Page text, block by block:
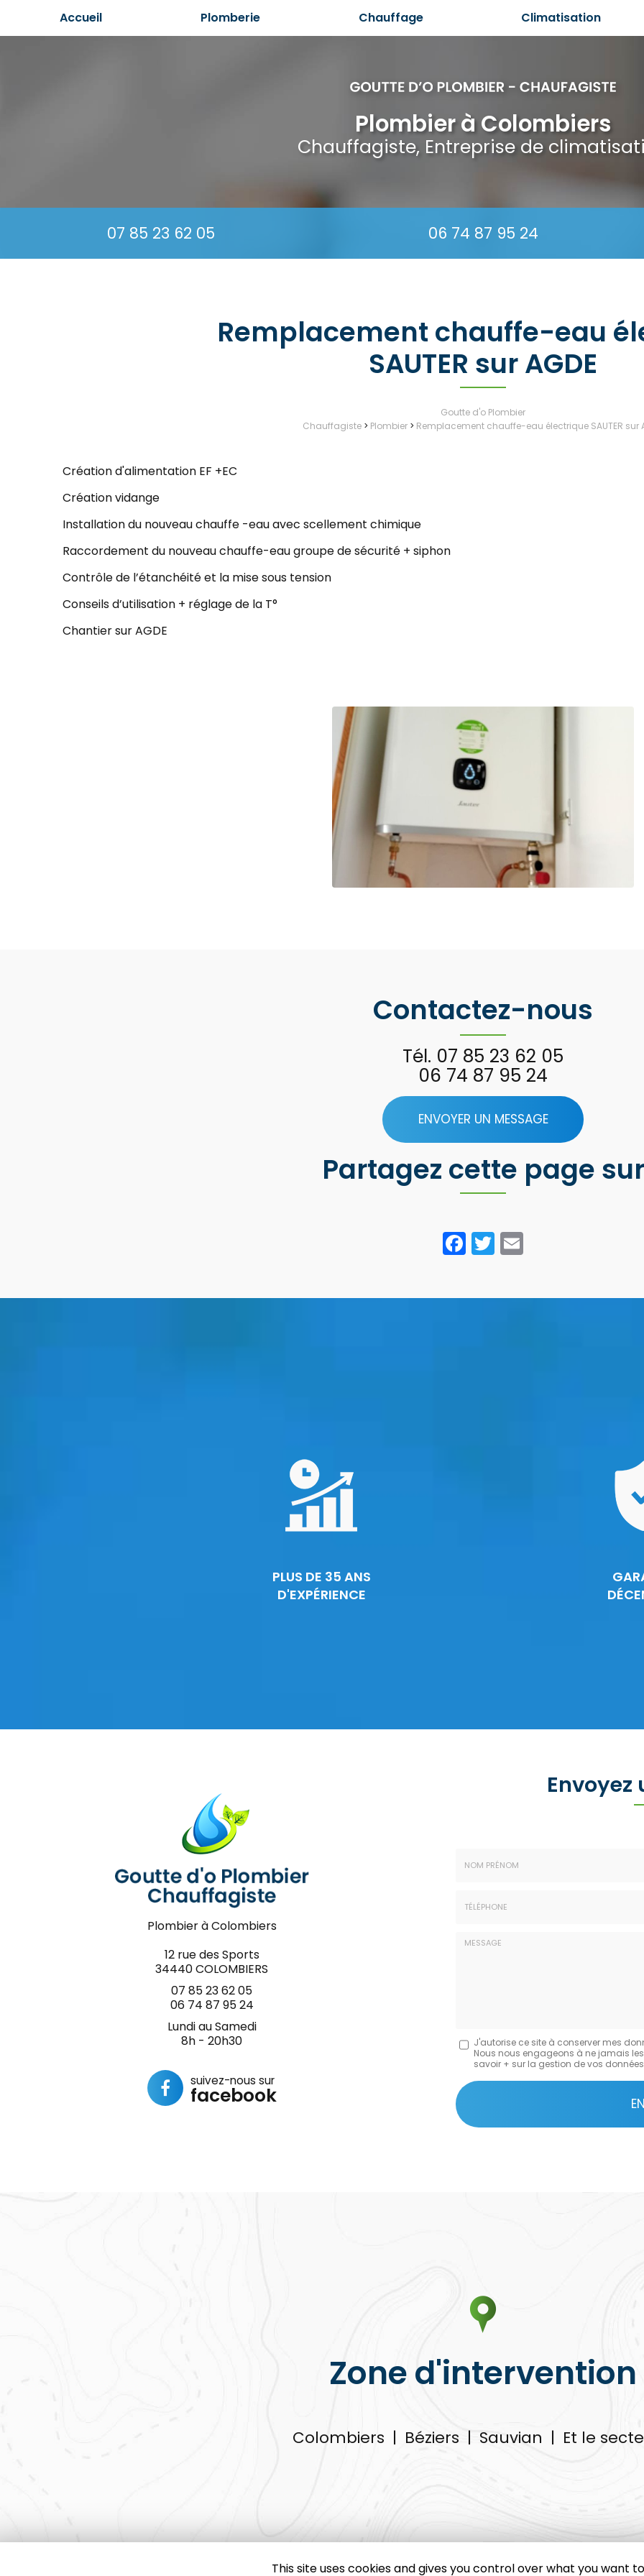
Accueil Plomberie Chauffage Climatisation
Plombier à Colombiers
Chauffagiste, Entreprise de
07 85 23 62 05 06 74 87 95 24
Remplacement chauffe-eau
SAUTER sur AGDE
Goutte d'o Plombier
Chauffagiste> Plombier> Remplacement chauffe-eau électrique SAUTER sur
Création d'alimentation EF +EC
Création vidange
Installation du nouveau chauffe -eau avec scellement chimique
Raccordement du nouveau chauffe-eau groupe de sécurité + siphon
Contrôle de l’étanchéité et la mise sous tension
Conseils d’utilisation + réglage de la T°
Chantier sur AGDE
Contactez-nous
Tél. 07 85 23 62 05
06 74 87 95 24
ENVOYER UN MESSAGE
Partagez cette page sur
Facebook
Twitter
PLUS DE 35 ANS
D'EXPÉRIENCE
Plombier à Colombiers
12 rue des Sports
34440 COLOMBIERS
07 85 23 62 05
06 74 87 95 24
Lundi au Samedi
8h - 20h30
suivez-nous sur
facebook
Envoyez
Message
J'autorise ce site à conserver mes
Nous nous engageons à ne jamais
savoir + sur la gestion de vos
Acceptation
RGPD
*
Zone d'intervention
Colombiers | Béziers | Sauvian | Et le
This site uses cookies and gives you control over what you want